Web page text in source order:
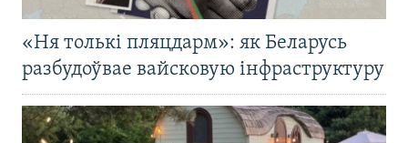
«Ня толькі пляцдарм»: як Беларусь
разбудоўвае вайсковую інфраструктуру